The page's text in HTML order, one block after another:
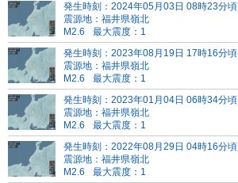
発生時刻：2024年05月03日 08時23分頃
震源地：福井県嶺北
M2.6
最大震度：1
発生時刻：2023年08月19日 17時16分頃
震源地：福井県嶺北
M2.6
最大震度：1
発生時刻：2023年01月04日 06時34分頃
震源地：福井県嶺北
M2.6
最大震度：1
発生時刻：2022年08月29日 04時16分頃
震源地：福井県嶺北
M2.6
最大震度：1